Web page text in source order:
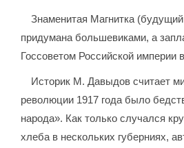
Знаменитая Магнитка (будущий
придумана большевиками, а
Госсоветом Российской империи
Историк М. Давыдов считает
революции 1917 года было
народа». Как только случался
хлеба в нескольких губерниях,